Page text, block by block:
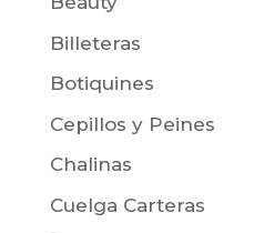
Billeteras
Botiquines
Cepillos y Peines
Chalinas
Cuelga Carteras